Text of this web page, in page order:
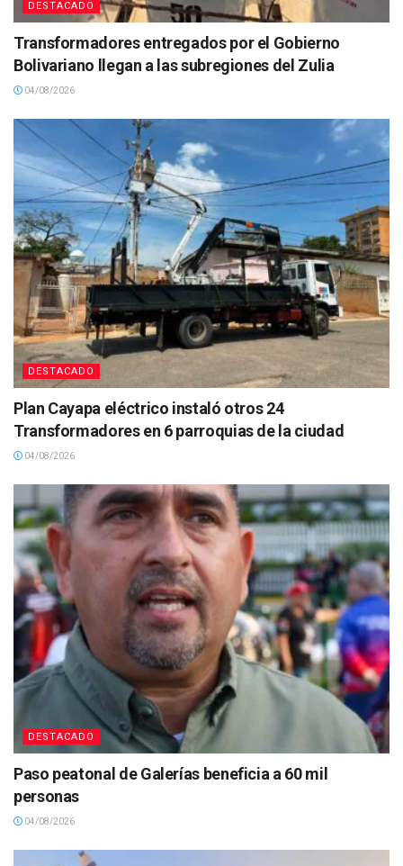
DESTACADO
Transformadores entregados por el Gobierno
Bolivariano llegan a las subregiones del Zulia
04/08/2026
DESTACADO
Plan Cayapa eléctrico instaló otros 24
Transformadores en 6 parroquias de la ciudad
04/08/2026
DESTACADO
Paso peatonal de Galerías beneficia a 60 mil
personas
04/08/2026